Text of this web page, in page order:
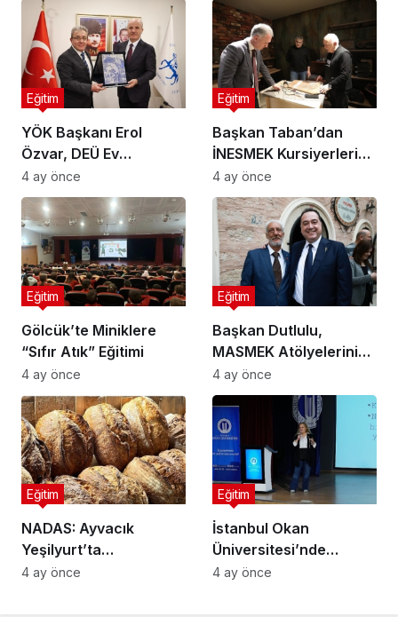
YÖK Başkanı Erol
Özvar, DEÜ Ev
Sahipliğinde Ege
Bölgesi Rektörleri ile
Buluştu
Eğitim
4 ay önce
Başkan Taban’dan
İNESMEK Kursiyerlerine
Ziyaret
Eğitim
4 ay önce
Gölcük’te Miniklere
“Sıfır Atık” Eğitimi
Eğitim
4 ay önce
Başkan Dutlulu,
MASMEK Atölyelerini
Ziyaret Etti
Eğitim
4 ay önce
NADAS: Ayvacık
Yeşilyurt’ta
Sürdürülebilir Turizm,
Eğitim
4 ay önce
İstanbul Okan
Üniversitesi’nde
Rehberlik Semineri:
Eğitim
4 ay önce